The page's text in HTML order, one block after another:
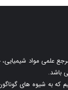
علمی مواد
باشد.
که به شیوه های